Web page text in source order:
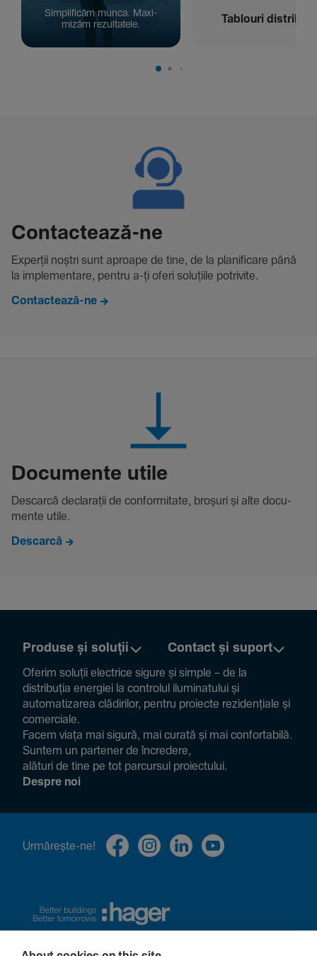
Simpli­ficăm munca. Maxi­
mizăm rezul­ta­tele.
Tablouri
Contac­tează-ne
Experții noștri sunt aproape de tine, de la plani­fi­care până
la imple­men­tare, pentru a-ți oferi solu­țiile potri­vite.
Contactează-ne
Docu­mente utile
Descarcă decla­rații de conformitate, broșuri și alte docu­
mente utile.
Descarcă
Produse și soluții Contact și suport
Oferim soluții electrice sigure și simple – de la
distribuția energiei la controlul ilumi­na­tului și
auto­ma­ti­zarea clădi­rilor, pentru proiecte rezi­den­țiale și
comer­ciale.
Facem viața mai sigură, mai curată și mai confor­ta­bilă.
Suntem un partener de încre­dere,
alături de tine pe tot parcursul proiec­tului.
Despre noi
Urmă­rește-ne!